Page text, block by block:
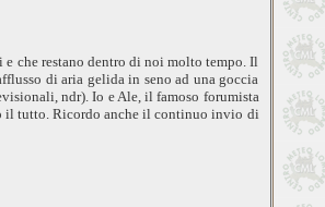
che restano dentro di noi molto tempo. Il
di aria gelida in seno ad una goccia
ndr). Io e Ale, il famoso forumista
il tutto. Ricordo anche il continuo invio di